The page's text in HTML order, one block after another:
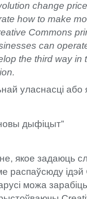
change
how to make
Commons
can
the third way in
уласнасці або
дыфіцыт”
якое задаюць
распаўсюду
можа